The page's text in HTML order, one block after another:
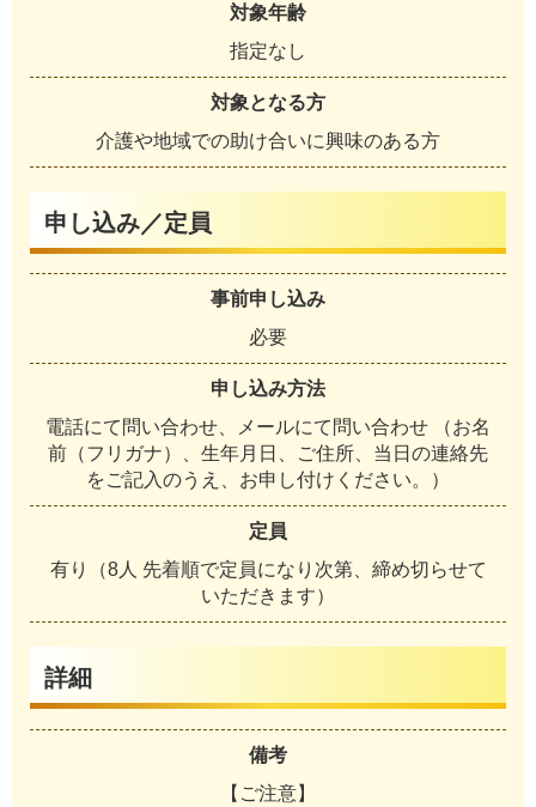
対象年齢
指定なし
対象となる方
介護や地域での助け合いに興味のある方
申し込み／定員
事前申し込み
必要
申し込み方法
電話にて問い合わせ、メールにて問い合わせ （お名
前（フリガナ）、生年月日、ご住所、当日の連絡先
をご記入のうえ、お申し付けください。）
定員
有り（8人 先着順で定員になり次第、締め切らせて
いただきます）
詳細
備考
【ご注意】